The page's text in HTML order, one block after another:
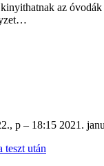
az
p – 18:15 2021.